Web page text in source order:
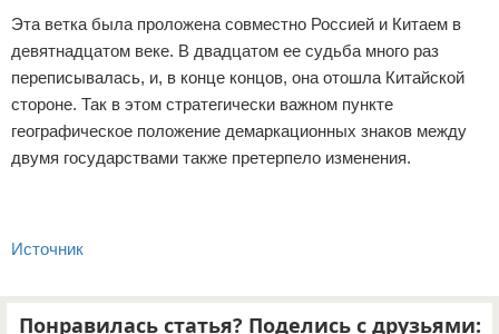
Эта ветка была проложена совместно Россией и Китаем в
девятнадцатом веке. В двадцатом ее судьба много раз
переписывалась, и, в конце концов, она отошла Китайской
стороне. Так в этом стратегически важном пункте
географическое положение демаркационных знаков между
двумя государствами также претерпело изменения.
Источник
Понравилась статья? Поделись с друзьями: